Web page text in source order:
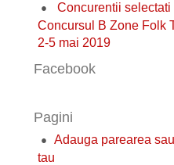
Concurentii selectati
Concursul B Zone Folk
2-5 mai 2019
Facebook
Pagini
Adauga parearea
tau